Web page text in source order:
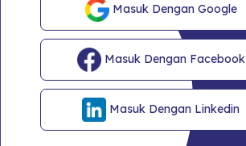
Masuk Dengan Google
Masuk Dengan Facebook
Masuk Dengan Linkedin